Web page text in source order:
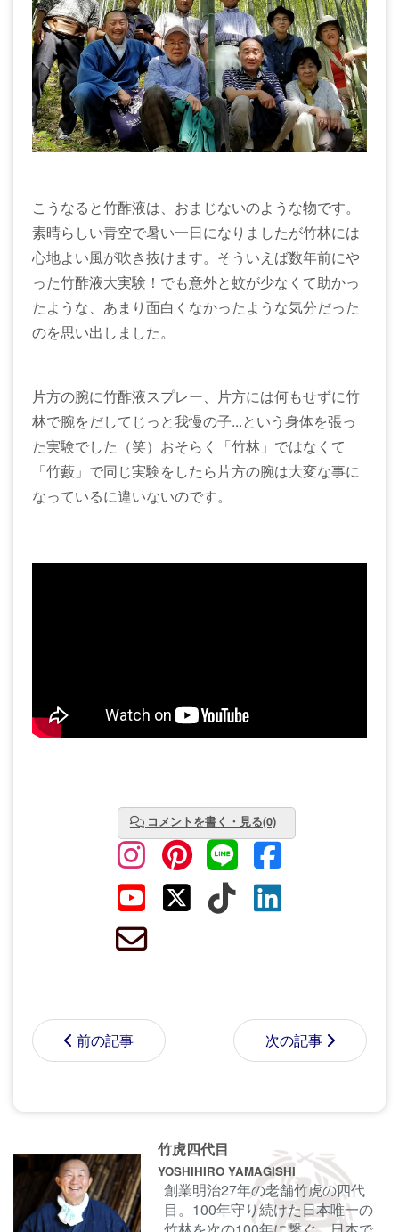
こうなると竹酢液は、おまじないのような物です。
素晴らしい青空で暑い一日になりましたが竹林には
心地よい風が吹き抜けます。そういえば数年前にや
った竹酢液大実験！でも意外と蚊が少なくて助かっ
たような、あまり面白くなかったような気分だった
のを思い出しました。
片方の腕に竹酢液スプレー、片方には何もせずに竹
林で腕をだしてじっと我慢の子...という身体を張っ
た実験でした（笑）おそらく「竹林」ではなくて
「竹藪」で同じ実験をしたら片方の腕は大変な事に
なっているに違いないのです。
コメントを書く・見る(0)
前の記事 次の記事
コメントする前にサインイン
ます。
名前
竹虎四代目
YOSHIHIRO YAMAGISHI
創業明治27年の老舗竹虎の四代
目。100年守り続けた日本唯一の